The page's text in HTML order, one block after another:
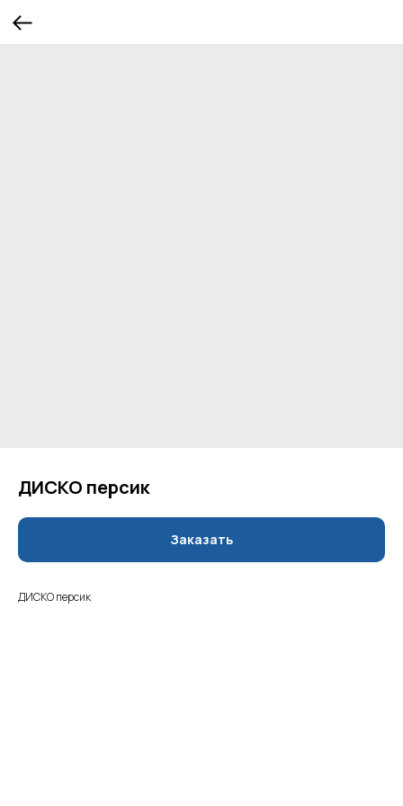
ДИСКО персик
Заказать
ДИСКО персик